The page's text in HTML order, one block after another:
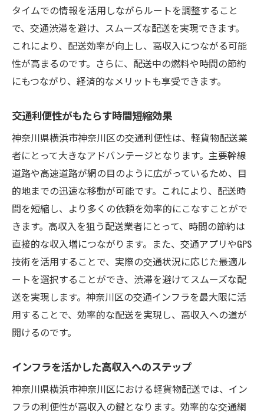
タイムでの情報を活用しながらルートを調整すること
で、交通渋滞を避け、スムーズな配送を実現できます。
これにより、配送効率が向上し、高収入につながる可能
性が高まるのです。さらに、配送中の燃料や時間の節約
にもつながり、経済的なメリットも享受できます。
交通利便性がもたらす時間短縮効果
神奈川県横浜市神奈川区の交通利便性は、軽貨物配送業
者にとって大きなアドバンテージとなります。主要幹線
道路や高速道路が網の目のように広がっているため、目
的地までの迅速な移動が可能です。これにより、配送時
間を短縮し、より多くの依頼を効率的にこなすことがで
きます。高収入を狙う配送業者にとって、時間の節約は
直接的な収入増につながります。また、交通アプリやGPS
技術を活用することで、実際の交通状況に応じた最適ル
ートを選択することができ、渋滞を避けてスムーズな配
送を実現します。神奈川区の交通インフラを最大限に活
用することで、効率的な配送を実現し、高収入への道が
開けるのです。
インフラを活かした高収入へのステップ
神奈川県横浜市神奈川区における軽貨物配送では、イン
フラの利便性が高収入の鍵となります。効率的な交通網